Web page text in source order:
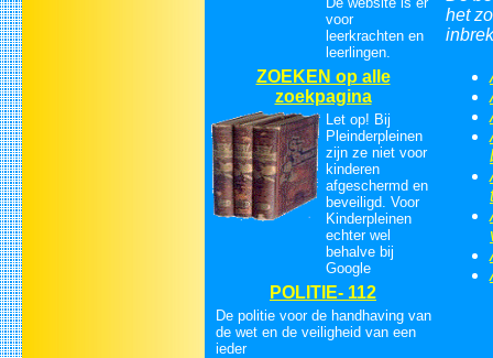
voor
leerkrachten en
leerlingen.
ZOEKEN op alle
zoekpagina
Let op! Bij
Pleinderpleinen
zijn ze niet voor
kinderen
afgeschermd en
beveiligd. Voor
Kinderpleinen
echter wel
behalve bij
Google
POLITIE- 112
De politie voor de handhaving van
de wet en de veiligheid van een
ieder
het